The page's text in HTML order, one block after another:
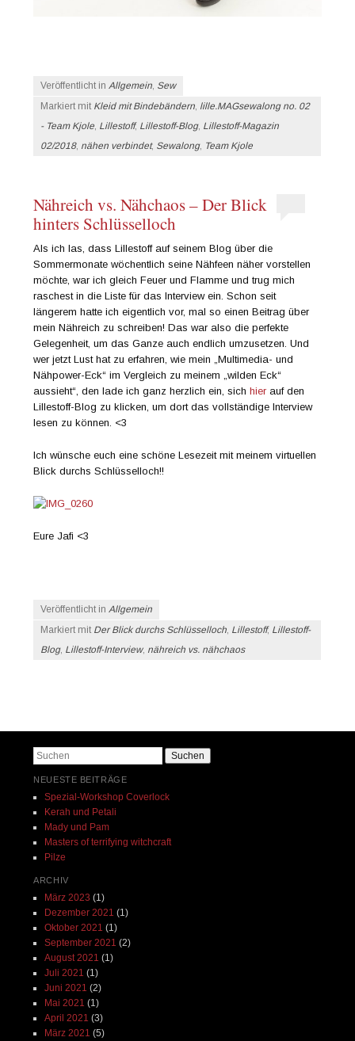
Veröffentlicht inAllgemein, Sew
Markiert mit Kleid mit Bindebändern, lille.MAGsewalong no. 02
- Team Kjole, Lillestoff, Lillestoff-Blog, Lillestoff-Magazin
02/2018, nähen verbindet, Sewalong, Team Kjole
Nähreich vs. Nähchaos – Der Blick
hinters Schlüsselloch
Als ich las, dass Lillestoff auf seinem Blog über die
Sommermonate wöchentlich seine Nähfeen näher vorstellen
möchte, war ich gleich Feuer und Flamme und trug mich
raschest in die Liste für das Interview ein. Schon seit
längerem hatte ich eigentlich vor, mal so einen Beitrag über
mein Nähreich zu schreiben! Das war also die perfekte
Gelegenheit, um das Ganze auch endlich umzusetzen. Und
wer jetzt Lust hat zu erfahren, wie mein „Multimedia- und
Nähpower-Eck“ im Vergleich zu meinem „wilden Eck“
aussieht“, den lade ich ganz herzlich ein, sichhier auf den
Lillestoff-Blog zu klicken, um dort das vollständige Interview
lesen zu können. <3
Ich wünsche euch eine schöne Lesezeit mit meinem virtuellen
Blick durchs Schlüsselloch!!
Eure Jafi <3
Veröffentlicht in Allgemein
Markiert mit Der Blick durchs Schlüsselloch Lillestoff, Lillestoff-
Blog, Lillestoff-Interview, nähreich vs. nähchaos
Suchen
NEUESTE BEITRÄGE
Spezial-Workshop Coverlock
Kerah und Petali
Mady und Pam
Masters of terrifying witchcraft
Pilze
ARCHIV
März 2023 (1)
Dezember 2021 (1)
Oktober 2021 (1)
September 2021 (2)
August 2021 (1)
Juli 2021 (1)
Juni 2021 (2)
Mai 2021 (1)
April 2021 (3)
März 2021 (5)